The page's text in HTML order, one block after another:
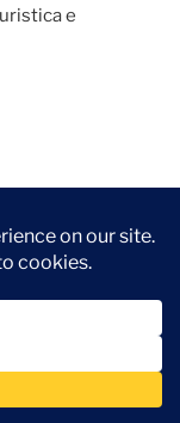
e
NAJCZĘŚCIEJ
ZADAWANE